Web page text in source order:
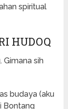
spiritual
HUDOQ
Gimana sih
budaya (aku
Bontang